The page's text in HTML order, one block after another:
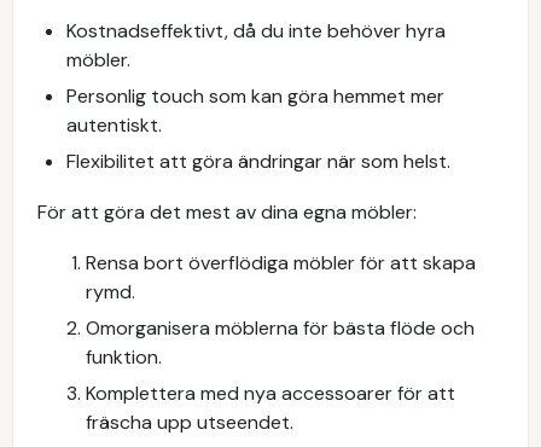
Kostnadseffektivt, då du inte behöver hyra
möbler.
Personlig touch som kan göra hemmet mer
autentiskt.
Flexibilitet att göra ändringar när som helst.
För att göra det mest av dina egna möbler:
Rensa bort överflödiga möbler för att skapa
rymd.
Omorganisera möblerna för bästa flöde och
funktion.
Komplettera med nya accessoarer för att
fräscha upp utseendet.